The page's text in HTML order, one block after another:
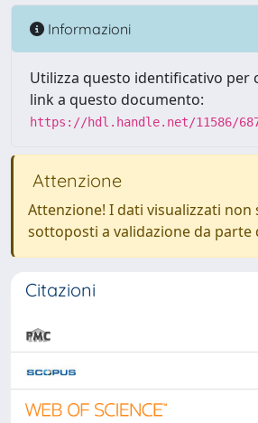
Informazioni
Utilizza questo identificativo per
link a questo documento:
https://hdl.handle.net/11586/
Attenzione
Attenzione! I dati visualizzati non
sottoposti a validazione da parte
Citazioni